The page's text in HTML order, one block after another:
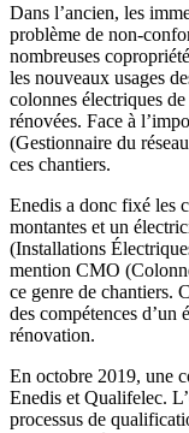
Dans l’ancien, les
problème de non-
nombreuses
les nouveaux usages
colonnes électriques
rénovées. Face à
(Gestionnaire du
ces chantiers.
Enedis a donc fixé les
montantes et un
(Installations
mention CMO
ce genre de chantiers.
des compétences
rénovation.
En octobre 2019, une
Enedis et Qualifelec.
processus de